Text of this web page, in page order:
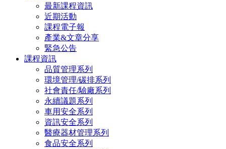
最新課程資訊
近期活動
課程電子報
產業&文章分享
緊急公告
課程資訊
品質管理系列
環境管理/碳排系列
社會責任/驗廠系列
永續議題系列
車用安全系列
資訊安全系列
醫療器材管理系列
食品安全系列